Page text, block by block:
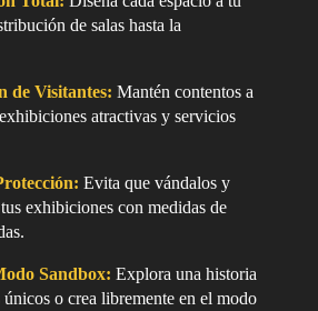
de salas hasta la
de Visitantes: Mantén contentos a
atractivas y servicios
Evita que vándalos y
exhibiciones con medidas de
Sandbox: Explora una historia
o crea libremente en el modo